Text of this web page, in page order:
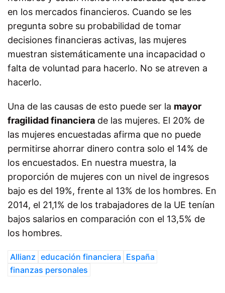
en los mercados financieros. Cuando se les
pregunta sobre su probabilidad de tomar
decisiones financieras activas, las mujeres
muestran sistemáticamente una incapacidad o
falta de voluntad para hacerlo. No se atreven a
hacerlo.
Una de las causas de esto puede ser la mayor
fragilidad financiera de las mujeres. El 20% de
las mujeres encuestadas afirma que no puede
permitirse ahorrar dinero contra solo el 14% de
los encuestados. En nuestra muestra, la
proporción de mujeres con un nivel de ingresos
bajo es del 19%, frente al 13% de los hombres. En
2014, el 21,1% de los trabajadores de la UE tenían
bajos salarios en comparación con el 13,5% de
los hombres.
Allianz educación financiera España
finanzas personales